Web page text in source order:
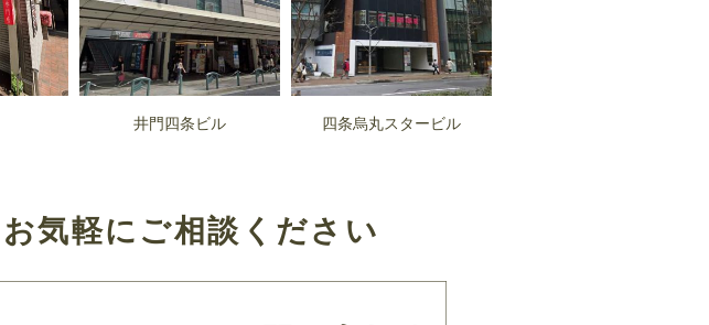
井門四条ビル 四条烏丸スタービル
お気軽にご相談ください